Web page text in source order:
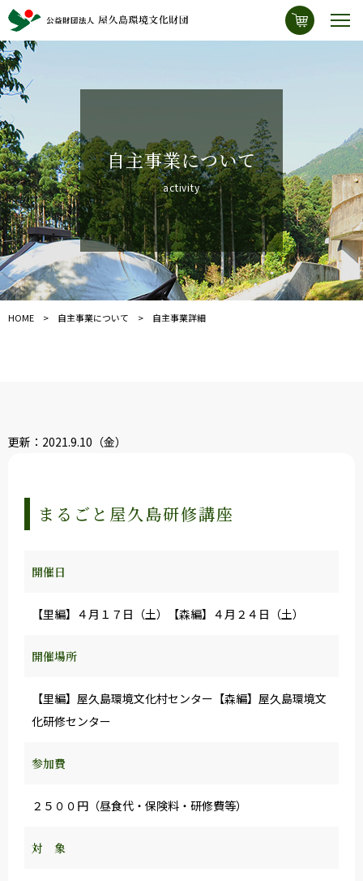
自主事業について
activity
HOME 自主事業について 自主事業詳細
更新：2021.9.10（金）
まるごと屋久島研修講座
開催日
【里編】４月１７日（土）【森編】４月２４日（土）
開催場所
【里編】屋久島環境文化村センター【森編】屋久島環境文
化研修センター
参加費
２５００円（昼食代・保険料・研修費等）
対 象